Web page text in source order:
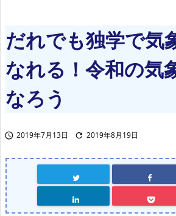
だれでも独学で気
なれる！令和の気
なろう
 2019年7月13日  2019年8月19日